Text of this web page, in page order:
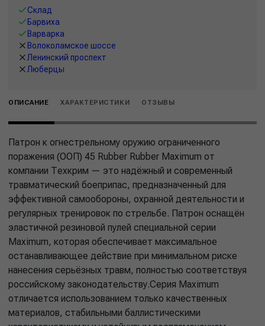
Склад
Барвиха
Варварка
Волоколамское шоссе
Ленинский проспект
Люберцы
ОПИСАНИЕ ХАРАКТЕРИСТИКИ ОТЗЫВЫ
Патрон к огнестрельному оружию ограниченного
поражения (ООП) 45 Rubber Rubber Maximum от
компании Техкрим — это надёжный и современный
травматический боеприпас, предназначенный для
эффективной самообороны, охранной деятельности и
регулярных тренировок по стрельбе. Патрон оснащён
эластичной резиновой пулей специальной серии
Maximum, которая обеспечивает максимальное
останавливающее действие при минимальном риске
нанесения серьёзных травм, полностью соответствуя
российскому законодательству.Серия Maximum
отличается использованием только качественных
материалов, стабильными баллистическими